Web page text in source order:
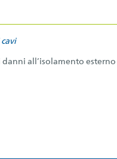
all’isolamento